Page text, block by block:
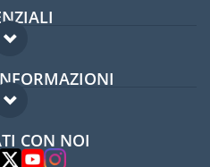
expat
expat
frequenti
CON NOI